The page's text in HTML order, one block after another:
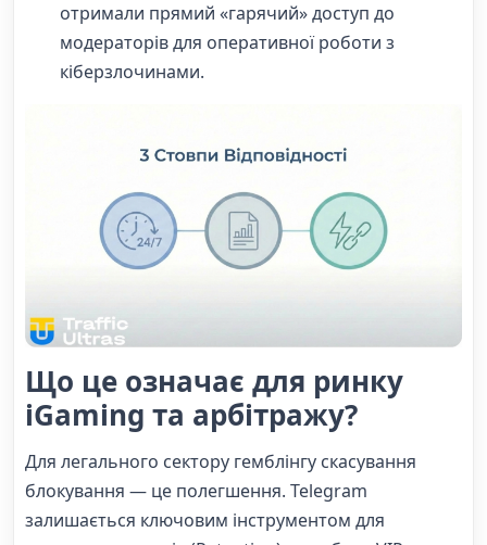
отримали прямий «гарячий» доступ до
модераторів для оперативної роботи з
кіберзлочинами.
Що це означає для ринку
iGaming та арбітражу?
Для легального сектору гемблінгу скасування
блокування — це полегшення. Telegram
залишається ключовим інструментом для